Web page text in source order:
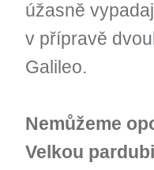
úžasně
v přípravě
Galileo.
Nemůžeme
Velkou